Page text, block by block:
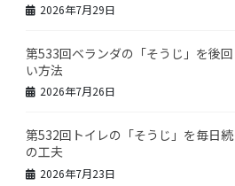
2026年7月29日
第533回ベランダの「そうじ」を後
い方法
2026年7月26日
第532回トイレの「そうじ」を毎日
の工夫
2026年7月23日